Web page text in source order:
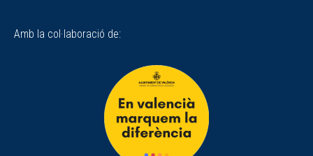
Amb la col·laboració de: